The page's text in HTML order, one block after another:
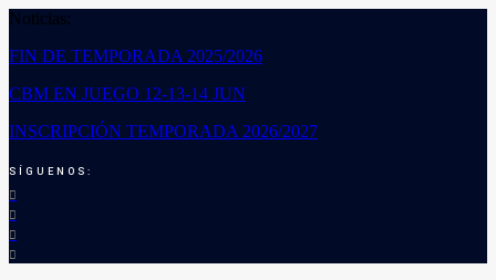
Noticias:
FIN DE TEMPORADA 2025/2026
CBM EN JUEGO 12-13-14 JUN
INSCRIPCIÓN TEMPORADA 2026/2027
SÍGUENOS: